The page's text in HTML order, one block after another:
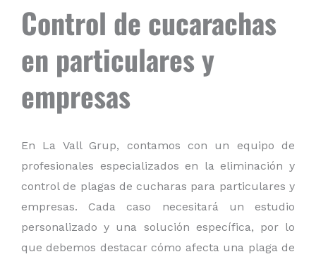
Control de cucarachas
en particulares y
empresas
En La Vall Grup, contamos con un equipo de
profesionales especializados en la eliminación y
control de plagas de cucharas para particulares y
empresas. Cada caso necesitará un estudio
personalizado y una solución específica, por lo
que debemos destacar cómo afecta una plaga de